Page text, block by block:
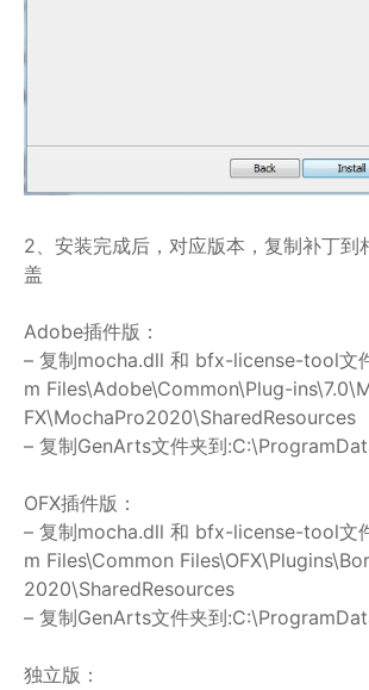
2、安装完成后，对应版本，复制补丁到
盖
Adobe插件版：
– 复制mocha.dll 和 bfx-license-tool文
m Files\Adobe\Common\Plug-
FX\MochaPro2020\SharedResources
– 复制GenArts文件夹到
OFX插件版：
– 复制mocha.dll 和 bfx-license-tool文
m Files\Common
2020\SharedResources
– 复制GenArts文件夹到
独立版：